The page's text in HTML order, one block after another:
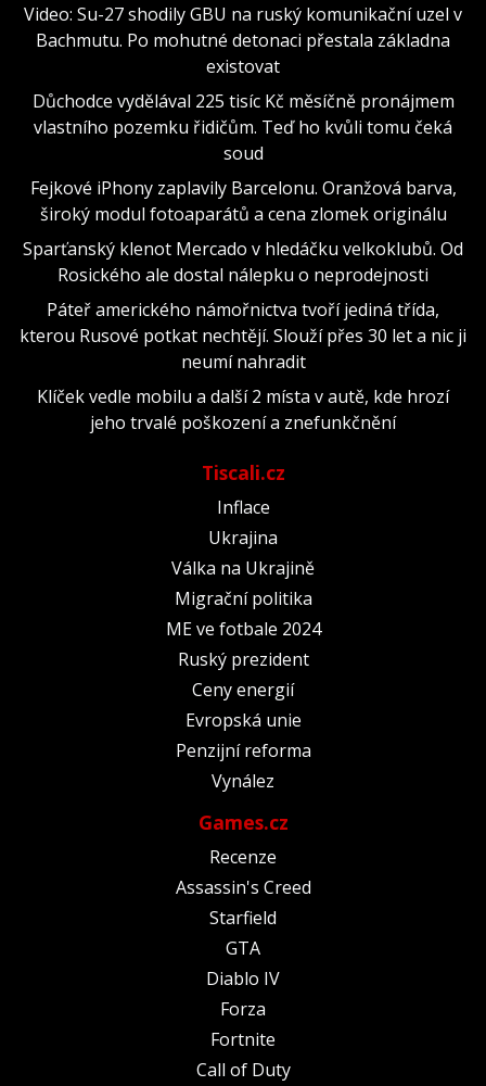
Video: Su-27 shodily GBU na ruský komunikační uzel v
Bachmutu. Po mohutné detonaci přestala základna
existovat
Důchodce vydělával 225 tisíc Kč měsíčně pronájmem
vlastního pozemku řidičům. Teď ho kvůli tomu čeká
soud
Fejkové iPhony zaplavily Barcelonu. Oranžová barva,
široký modul fotoaparátů a cena zlomek originálu
Sparťanský klenot Mercado v hledáčku velkoklubů. Od
Rosického ale dostal nálepku o neprodejnosti
Páteř amerického námořnictva tvoří jediná třída,
kterou Rusové potkat nechtějí. Slouží přes 30 let a nic ji
neumí nahradit
Klíček vedle mobilu a další 2 místa v autě, kde hrozí
jeho trvalé poškození a znefunkčnění
Tiscali.cz
Inflace
Ukrajina
Válka na Ukrajině
Migrační politika
ME ve fotbale 2024
Ruský prezident
Ceny energií
Evropská unie
Penzijní reforma
Vynález
Games.cz
Recenze
Assassin's Creed
Starfield
GTA
Diablo IV
Forza
Fortnite
Call of Duty